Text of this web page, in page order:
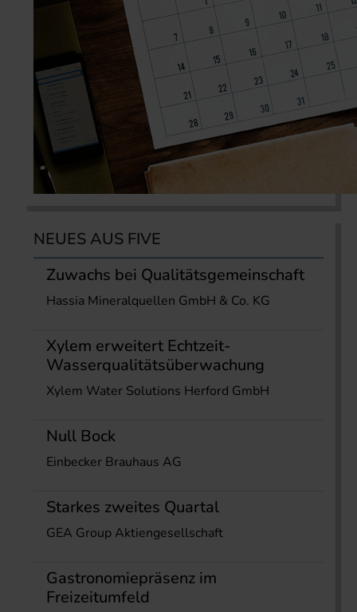
NEUES AUS FIVE
Zuwachs bei Qualitätsgemeinschaft
Hassia Mineralquellen GmbH & Co. KG
Xylem erweitert Echtzeit-
Wasserqualitätsüberwachung
Xylem Water Solutions Herford GmbH
Null Bock
Einbecker Brauhaus AG
Starkes zweites Quartal
GEA Group Aktiengesellschaft
Gastronomiepräsenz im
Freizeitumfeld